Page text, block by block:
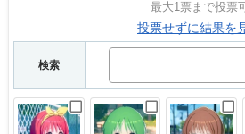
最大1票まで投票可
投票せずに結果を
検索